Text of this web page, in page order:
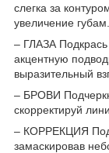
слегка за
увеличение губам.
– ГЛАЗА Подкрась
акцентную
выразительный
– БРОВИ
скорректируй
– КОРРЕКЦИЯ
замаскировав